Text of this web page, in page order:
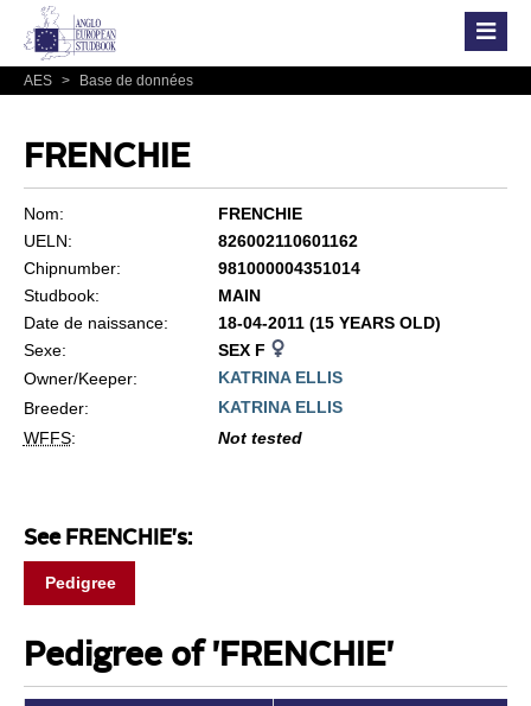
AES > Base de données
FRENCHIE
Nom:
FRENCHIE
UELN:
826002110601162
Chipnumber:
981000004351014
Studbook:
MAIN
Date de naissance:
18-04-2011 (15 YEARS OLD)
Sexe:
SEX F
Owner/Keeper:
KATRINA ELLIS
Breeder:
KATRINA ELLIS
WFFS: Not tested
See FRENCHIE's:
Pedigree
Pedigree of 'FRENCHIE'